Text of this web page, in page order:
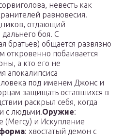
невесть как
равновесия.
отдающий
боя. С
общается развязно
откровенно побаивается
а кто его не
апокалипсиса
под именем Джонс и
защищать оставшихся в
раскрыл себя, когда
с людьми.Оружие:
и Искупление
: хвостатый демон с